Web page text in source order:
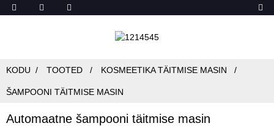
KODU TOOTED KOSMEETIKA TÄITMISE MASIN
ŠAMPOONI TÄITMISE MASIN
Automaatne šampooni täitmise masin